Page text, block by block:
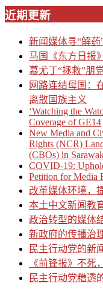
近期更新
新闻媒体寻“解药
马国《东方日报
慕尤丁“拯救”朋
网路连结母国：
离散国族主义
‘Watching the
Coverage of GE14
New Media and
Rights (NCR)
(CBOs) in
COVID-19:
Petition for Media
改革媒体环境，
本土中文新闻教
政治转型的媒体
新政府的传播治
民主行动党的新
《前锋报》不死
民主行动党糟透